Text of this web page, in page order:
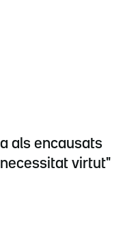
als encausats
virtut"